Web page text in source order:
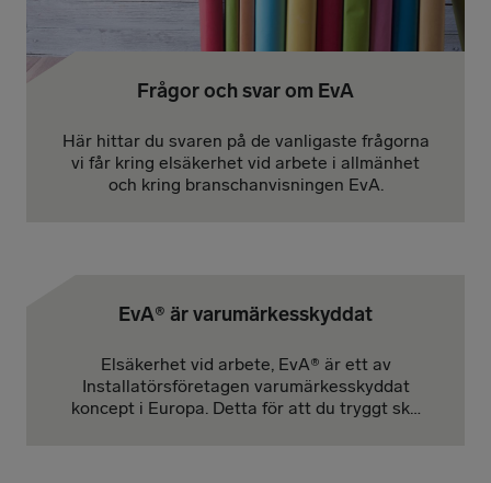
Frågor och svar om EvA
Här hittar du svaren på de vanligaste frågorna
vi får kring elsäkerhet vid arbete i allmänhet
och kring branschanvisningen EvA.
EvA® är varumärkesskyddat
Elsäkerhet vid arbete, EvA® är ett av
Installatörsföretagen varumärkesskyddat
koncept i Europa. Detta för att du tryggt ska